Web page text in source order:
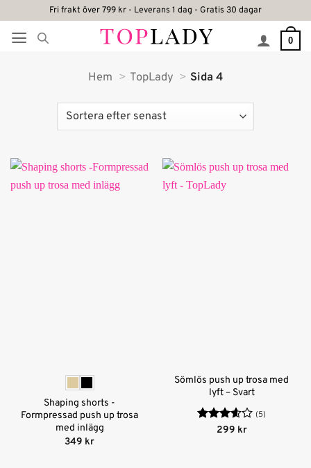
content
Fri frakt över 799 kr - Leverans 1 dag - Gratis 30 dagar
0
Hem TopLady Sida 4
Shaping shorts -
Formpressad push up trosa
med inlägg
349 kr
Sömlös push up trosa med
lyft – Svart
Betygsatt
(5)
299 kr